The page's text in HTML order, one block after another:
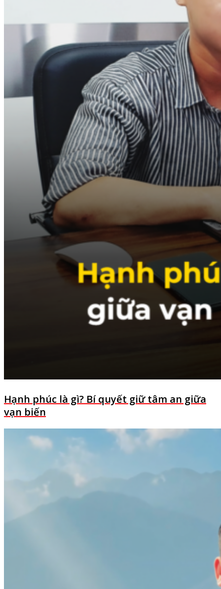
Hạnh phúc là gì? Bí quyết giữ tâm an giữa
vạn biến